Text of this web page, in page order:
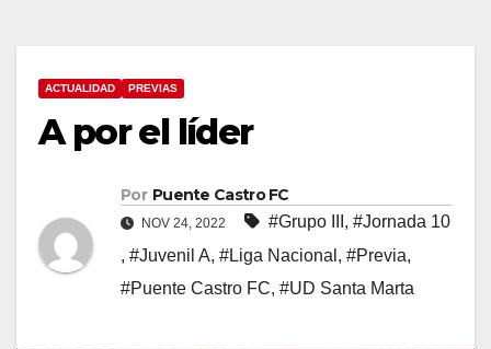
ACTUALIDAD PREVIAS
A por el líder
Por Puente Castro FC
NOV 24, 2022 #Grupo III , #Jornada 10
, #Juvenil A, #Liga Nacional , #Previa,
#Puente Castro FC, #UD Santa Marta